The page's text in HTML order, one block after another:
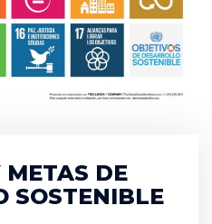
METAS DE
SOSTENIBLE